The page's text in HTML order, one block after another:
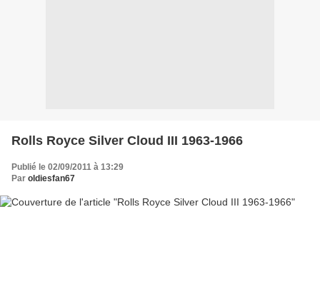
Rolls Royce Silver Cloud III 1963-1966
Publié le 02/09/2011 à 13:29
Par oldiesfan67